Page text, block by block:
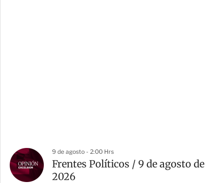
9 de agosto - 2:00 Hrs
Frentes Políticos / 9 de agosto de
2026